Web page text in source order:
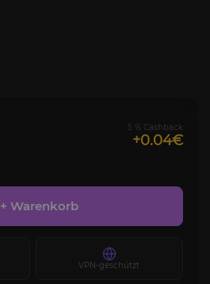
5 % Cashback
+0.04€
+ Warenkorb
VPN-geschützt